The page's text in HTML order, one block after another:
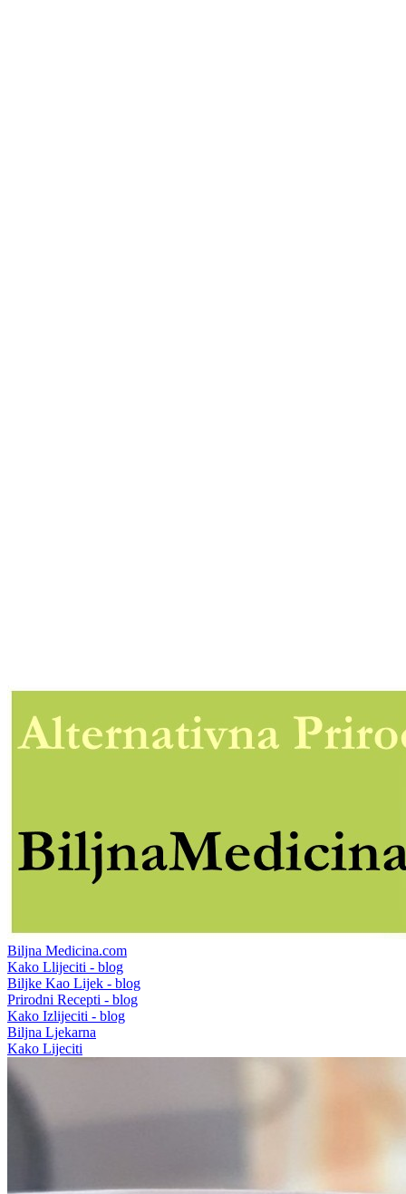
Biljna Medicina.com
Kako Llijeciti - blog
Biljke Kao Lijek - blog
Prirodni Recepti - blog
Kako Izlijeciti - blog
Biljna Ljekarna
Kako Lijeciti